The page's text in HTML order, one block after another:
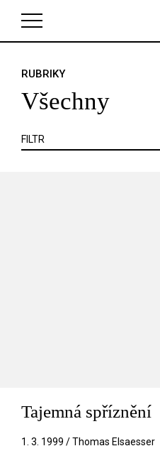
RUBRIKY
Všechny
FILTR
KRITIKA
Tajemná spříznění
1. 3. 1999 / Thomas Elsaesser